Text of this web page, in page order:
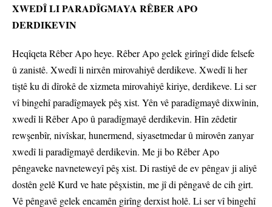
XWEDÎ LI PARADÎGMAYA RÊBER APO
DERDIKEVIN
Heqîqeta Rêber Apo heye. Rêber Apo gelek girîngî dide felsefe
û zanistê. Xwedî li nirxên mirovahiyê derdikeve. Xwedî li her
tiştê ku di dîrokê de xizmeta mirovahiyê kiriye, derdikeve. Li ser
vî bingehî paradîgmayek pêş xist. Yên vê paradîgmayê dixwînin,
xwedî li Rêber Apo û paradîgmayê derdikevin. Hîn zêdetir
rewşenbîr, nivîskar, hunermend, siyasetmedar û mirovên zanyar
xwedî li paradîgmayê derdikevin. Me ji bo Rêber Apo
pêngaveke navneteweyî pêş xist. Di rastiyê de ev pêngav ji aliyê
dostên gelê Kurd ve hate pêşxistin, me jî di pêngavê de cih girt.
Vê pêngavê gelek encamên girîng derxist holê. Li ser vî bingehî